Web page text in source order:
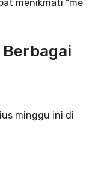
menikmati “me
minggu ini di